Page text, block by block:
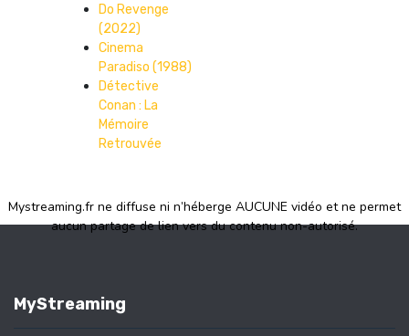
Do Revenge
(2022)
Cinema
Paradiso (1988)
Détective
Conan : La
Mémoire
Retrouvée
Mystreaming.fr ne diffuse ni n’héberge AUCUNE vidéo et ne permet
aucun partage de lien vers du contenu non-autorisé.
MyStreaming